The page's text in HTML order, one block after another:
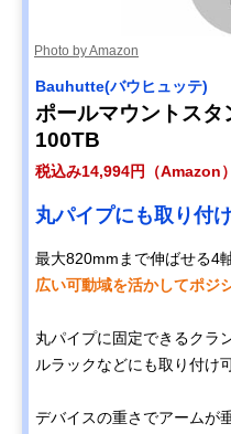
Photo by Amazon
Bauhutte(バウヒュッテ)
ポールマウントス
100TB
税込み14,994円（Amazon）
丸パイプにも取り付
最大820mmまで伸ばせる4
広い可動域を活かしてポジ
丸パイプに固定できるクラ
ルラックなどにも取り付け
デバイスの重さでアームが